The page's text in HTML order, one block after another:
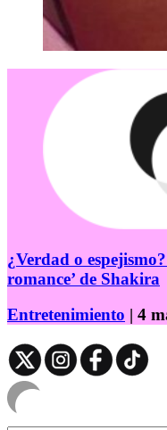
¿Verdad o
romance’ de Shakira
Entretenimiento | 4